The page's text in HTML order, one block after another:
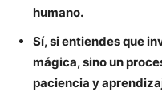
humano.
Sí, si entiendes que
mágica, sino un
paciencia y